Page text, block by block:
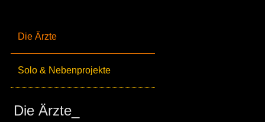
Die Ärzte
Solo & Nebenprojekte
Die Ärzte_